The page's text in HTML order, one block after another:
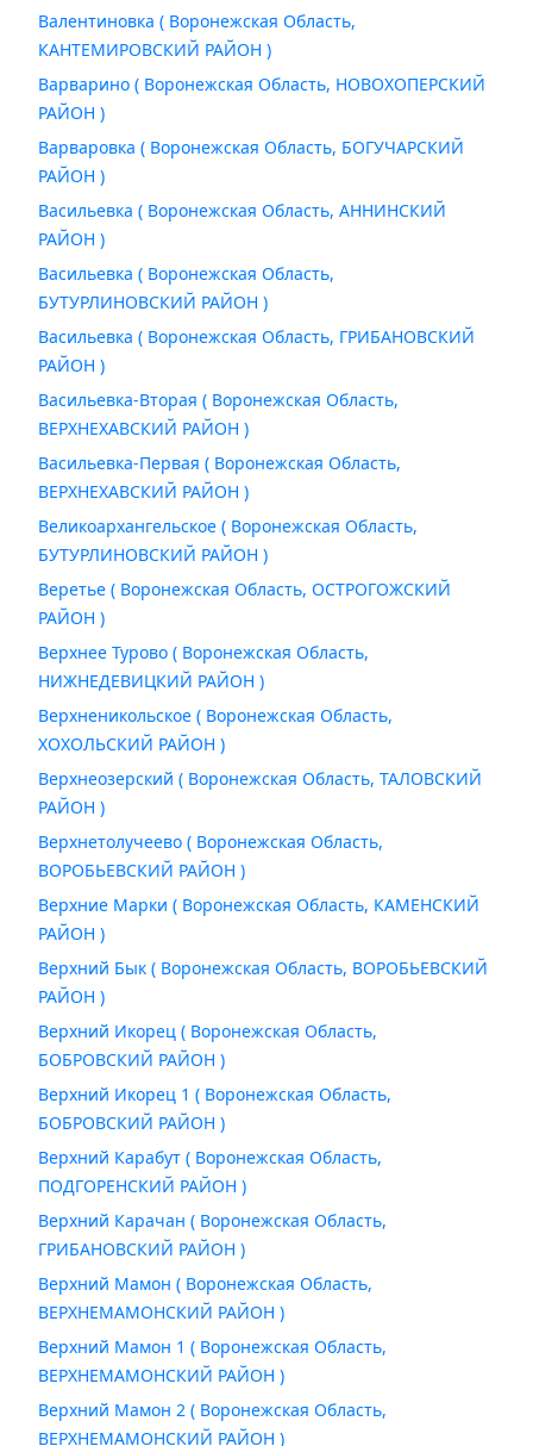
Валентиновка ( Воронежская Область,
КАНТЕМИРОВСКИЙ РАЙОН )
Варварино ( Воронежская Область, НОВОХОПЕРСКИЙ
РАЙОН )
Варваровка ( Воронежская Область, БОГУЧАРСКИЙ
РАЙОН )
Васильевка ( Воронежская Область, АННИНСКИЙ
РАЙОН )
Васильевка ( Воронежская Область,
БУТУРЛИНОВСКИЙ РАЙОН )
Васильевка ( Воронежская Область, ГРИБАНОВСКИЙ
РАЙОН )
Васильевка-Вторая ( Воронежская Область,
ВЕРХНЕХАВСКИЙ РАЙОН )
Васильевка-Первая ( Воронежская Область,
ВЕРХНЕХАВСКИЙ РАЙОН )
Великоархангельское ( Воронежская Область,
БУТУРЛИНОВСКИЙ РАЙОН )
Веретье ( Воронежская Область, ОСТРОГОЖСКИЙ
РАЙОН )
Верхнее Турово ( Воронежская Область,
НИЖНЕДЕВИЦКИЙ РАЙОН )
Верхненикольское ( Воронежская Область,
ХОХОЛЬСКИЙ РАЙОН )
Верхнеозерский ( Воронежская Область, ТАЛОВСКИЙ
РАЙОН )
Верхнетолучеево ( Воронежская Область,
ВОРОБЬЕВСКИЙ РАЙОН )
Верхние Марки ( Воронежская Область, КАМЕНСКИЙ
РАЙОН )
Верхний Бык ( Воронежская Область, ВОРОБЬЕВСКИЙ
РАЙОН )
Верхний Икорец ( Воронежская Область,
БОБРОВСКИЙ РАЙОН )
Верхний Икорец 1 ( Воронежская Область,
БОБРОВСКИЙ РАЙОН )
Верхний Карабут ( Воронежская Область,
ПОДГОРЕНСКИЙ РАЙОН )
Верхний Карачан ( Воронежская Область,
ГРИБАНОВСКИЙ РАЙОН )
Верхний Мамон ( Воронежская Область,
ВЕРХНЕМАМОНСКИЙ РАЙОН )
Верхний Мамон 1 ( Воронежская Область,
ВЕРХНЕМАМОНСКИЙ РАЙОН )
Верхний Мамон 2 ( Воронежская Область,
ВЕРХНЕМАМОНСКИЙ РАЙОН )